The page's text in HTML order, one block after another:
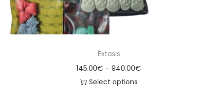
Éxtasis
145.00€ – 940.00€
Select options